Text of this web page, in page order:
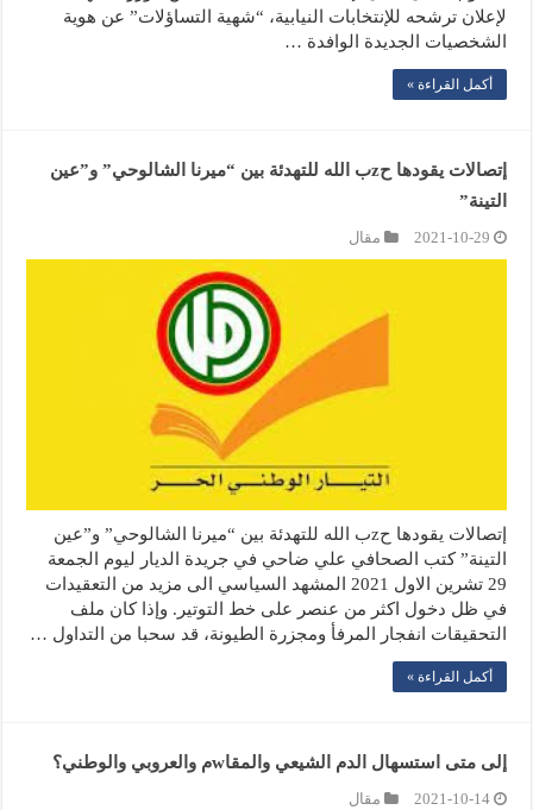
لإعلان ترشحه للإنتخابات النيابية، “شهية التساؤلات” عن هوية
الشخصيات الجديدة الوافدة …
أكمل القراءة »
إتصالات يقودها حzب الله للتهدئة بين “ميرنا الشالوحي” و”عين
التينة”
2021-10-29 مقال
إتصالات يقودها حzب الله للتهدئة بين “ميرنا الشالوحي” و”عين
التينة” كتب الصحافي علي ضاحي في جريدة الديار ليوم الجمعة
29 تشرين الاول 2021 المشهد السياسي الى مزيد من التعقيدات
في ظل دخول اكثر من عنصر على خط التوتير. وإذا كان ملف
التحقيقات انفجار المرفأ ومجزرة الطيونة، قد سحبا من التداول …
أكمل القراءة »
إلى متى استسهال الدم الشيعي والمقاwم والعروبي والوطني؟
2021-10-14 مقال